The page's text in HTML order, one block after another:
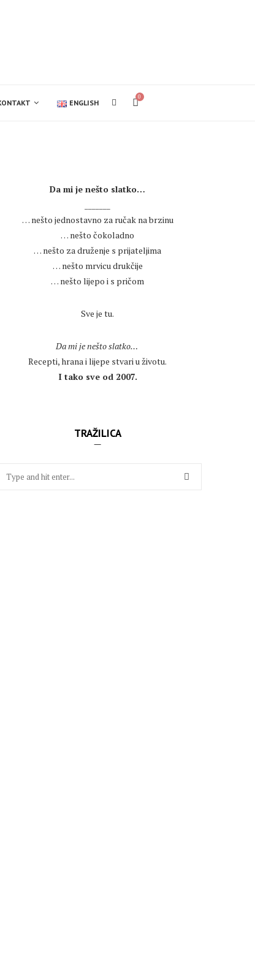
ENGLISH
0
Da mi je nešto slatko…
… nešto jednostavno za ručak na brzinu
… nešto čokoladno
… nešto za druženje s prijateljima
… nešto mrvicu drukčije
… nešto lijepo i s pričom
Sve je tu.
Da mi je nešto slatko…
Recepti, hrana i lijepe stvari u životu.
I tako sve od 2007.
TRAŽILICA